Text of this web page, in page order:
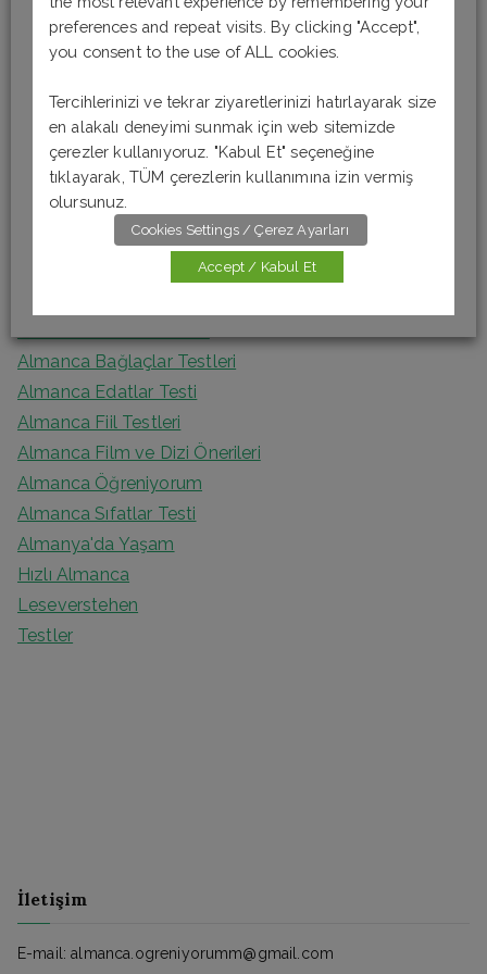
Son Yazılar
Almanca Okuma-Anlama Testi 5 [B1]
Almanca Okuma – Anlama Testi 4 [A2]
Almanca Okuma-Anlama Testi 3 [A2]
Almanca Okuma Anlama Testi 2 [A1]
Almanca Bağlaçlar Testleri
Almanca Edatlar Testi
Almanca Fiil Testleri
Almanca Film ve Dizi Önerileri
Almanca Öğreniyorum
Almanca Sıfatlar Testi
Almanya'da Yaşam
Hızlı Almanca
Leseverstehen
Testler
İletişim
E-mail: almanca.ogreniyorumm@gmail.com
preferences and repeat visits. By clicking "Accept",
you consent to the use of ALL cookies.
Tercihlerinizi ve tekrar ziyaretlerinizi hatırlayarak size
en alakalı deneyimi sunmak için web sitemizde
çerezler kullanıyoruz. "Kabul Et" seçeneğine
tıklayarak, TÜM çerezlerin kullanımına izin vermiş
olursunuz.
Cookies Settings / Çerez Ayarları
Accept / Kabul Et